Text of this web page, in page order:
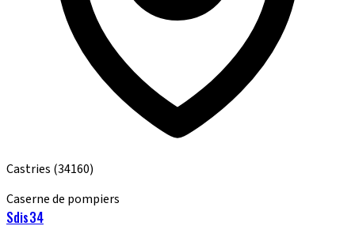
Castries (34160)
Caserne de pompiers
Sdis34